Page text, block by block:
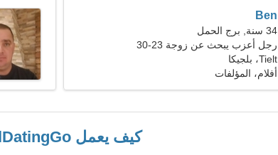
Ben
34 سنة, برج الحمل
رجل أعزب يبحث عن زوجة 23-30
Tielt، بلجيكا
أفلام، المؤلفات
كيف يعمل BelDatingGo